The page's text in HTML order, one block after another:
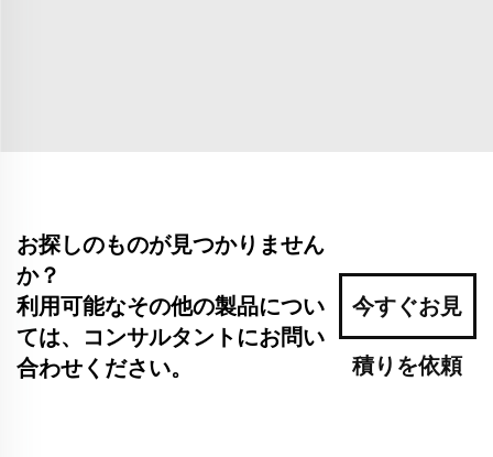
お探しのものが見つかりません
か？
利用可能なその他の製品につい
ては、コンサルタントにお問い
合わせください。
今すぐお見
積りを依頼